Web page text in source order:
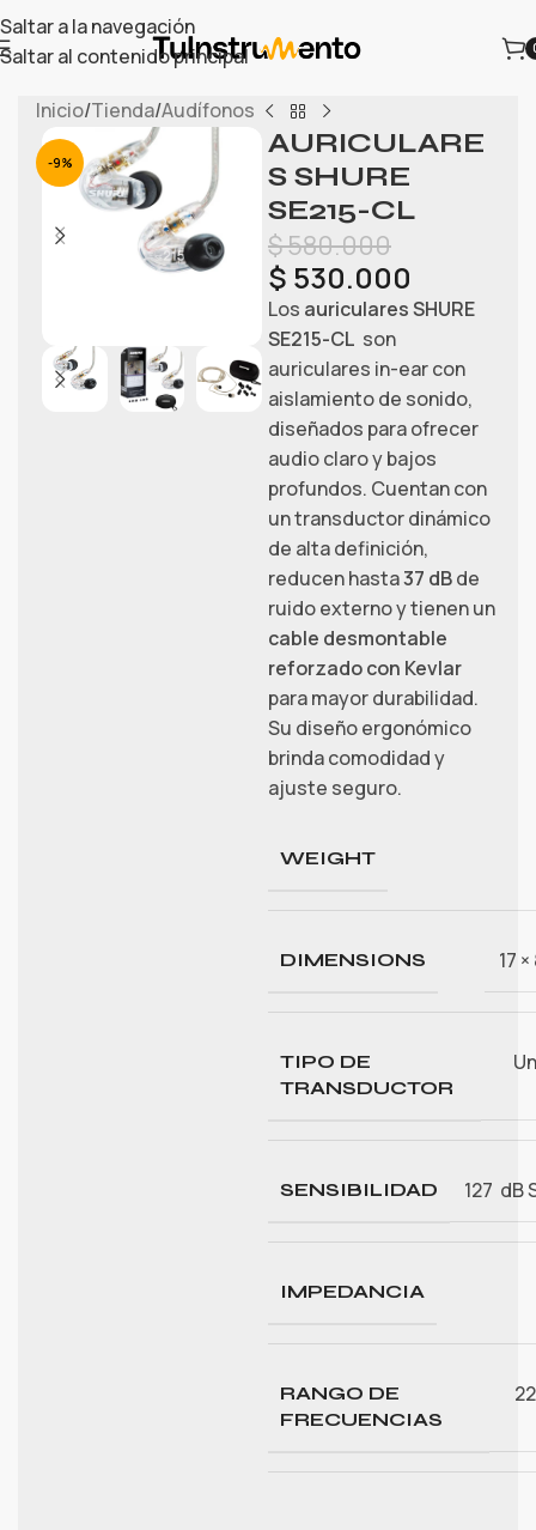
Saltar a la navegación
Saltar al contenido principal
Inicio/Tienda/Audífonos
-9%
AURICULARE
S SHURE
SE215-CL
$580.000
$ 530.000
Los auriculares SHURE
SE215-CL son
auriculares in-ear con
aislamiento de sonido,
diseñados para ofrecer
audio claro y bajos
profundos. Cuentan con
un transductor dinámico
de alta definición,
reducen hasta37 dBde
ruido externo y tienen un
cable desmontable
reforzado con Kevlar
para mayor durabilidad.
Su diseño ergonómico
brinda comodidad y
ajuste seguro.
WEIGHT
DIMENSIONS 17
TIPO DE
TRANSDUCTOR
SENSIBILIDAD 127 dB
IMPEDANCIA
RANGO DE
FRECUENCIAS